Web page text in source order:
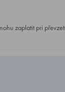
zaplatit pri